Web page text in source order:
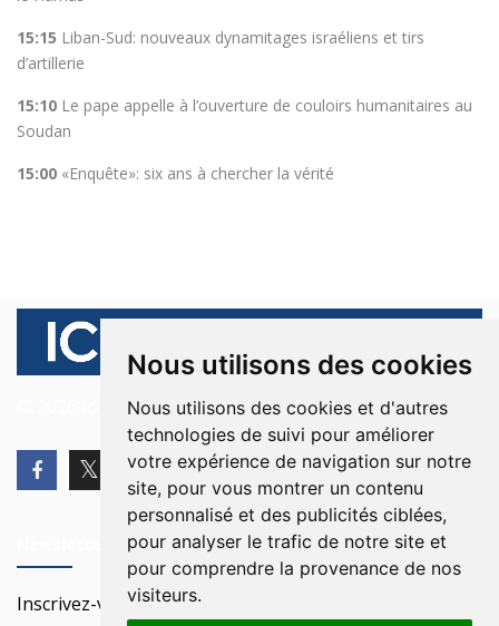
Nous utilisons des cookies
Nous utilisons des cookies et d'autres
technologies de suivi pour améliorer
votre expérience de navigation sur notre
site, pour vous montrer un contenu
personnalisé et des publicités ciblées,
pour analyser le trafic de notre site et
pour comprendre la provenance de nos
visiteurs.
15:15 Liban-Sud: nouveaux dynamitages israéliens et tirs
d’artillerie
15:10 Le pape appelle à l’ouverture de couloirs humanitaires au
Soudan
15:00 «Enquête»: six ans à chercher la vérité
© 2026 Ici Beyrouth. Tous les droits sont réservés.
Inscrivez-vous à notre Newsletter